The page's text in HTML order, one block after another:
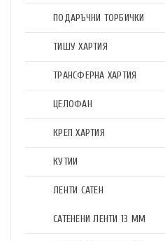
ПОДАРЪЧНИ ТОРБИЧКИ
ТИШУ ХАРТИЯ
ТРАНСФЕРНА ХАРТИЯ
ЦЕЛОФАН
КРЕП ХАРТИЯ
КУТИИ
ЛЕНТИ САТЕН
САТЕНЕНИ ЛЕНТИ 13 ММ